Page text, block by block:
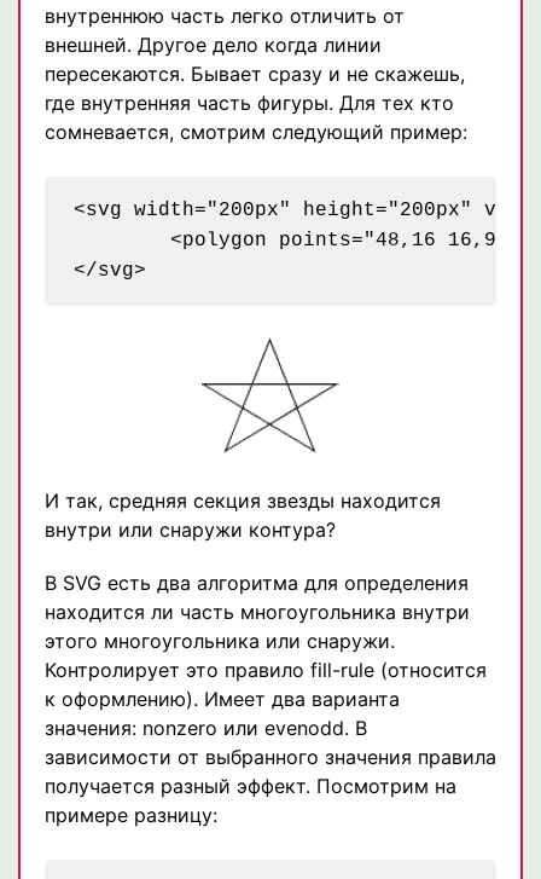
внутреннюю часть легко отличить от
внешней. Другое дело когда линии
пересекаются. Бывает сразу и не скажешь,
где внутренняя часть фигуры. Для тех кто
сомневается, смотрим следующий пример:
<svg width="200px" height="200px"
И так, средняя секция звезды находится
внутри или снаружи контура?
В SVG есть два алгоритма для определения
находится ли часть многоугольника внутри
этого многоугольника или снаружи.
Контролирует это правило fill-rule (относится
к оформлению). Имеет два варианта
значения: nonzero или evenodd. В
зависимости от выбранного значения правила
получается разный эффект. Посмотрим на
примере разницу: